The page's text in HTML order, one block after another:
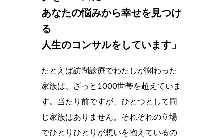
あなたの悩みから幸せを見つけ
る
人生のコンサルをしています」
たとえば訪問診療でわたしが関わった
家族は、ざっと1000世帯を超えていま
す。当たり前ですが、ひとつとして同
じ家族はありません。それぞれの立場
でひとりひとりが想いを抱えているの